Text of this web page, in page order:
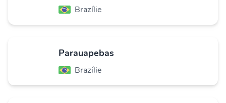
Brazílie
Parauapebas
Brazílie